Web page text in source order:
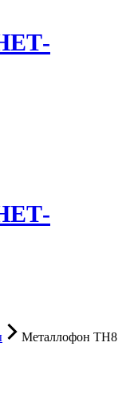
Металлофон TH8